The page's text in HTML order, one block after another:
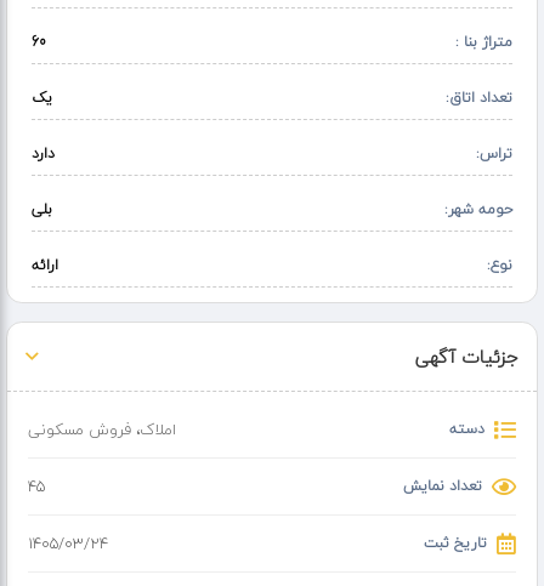
متراژ بنا : 60
تعداد اتاق: یک
تراس: دارد
حومه شهر: بلی
نوع: ارائه
جزئیات آگهی
دسته املاک،فروش مسکونی
تعداد نمایش 45
تاریخ ثبت ۱۴۰۵/۰۳/۲۴